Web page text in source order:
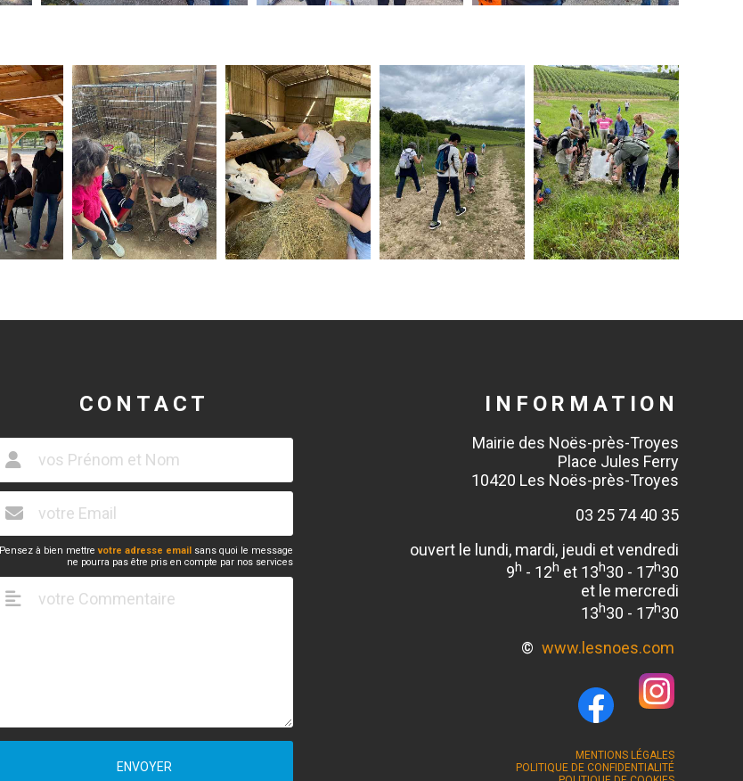
CONTACT
Pensez à bien mettrevotre adresse email sans quoi le message
ne pourra pas être pris en compte par nos services
ENVOYER
INFORMATION
Mairie des Noës-près-Troyes
Place Jules Ferry
10420 Les Noës-près-Troyes
03 25 74 40 35
ouvert le lundi, mardi, jeudi et vendredi
9h - 12h et 13h30 - 17h30
et le mercredi
13h30 - 17h30
© www.lesnoes.com
MENTIONS LÉGALES
POLITIQUE DE CONFIDENTIALITÉ